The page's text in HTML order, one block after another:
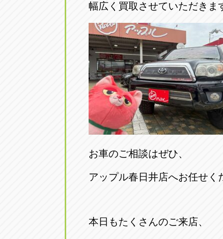
幅広く買取させていただき
お車のご相談はぜひ、
アップル春日井店へお任せく
本日もたくさんのご来店、